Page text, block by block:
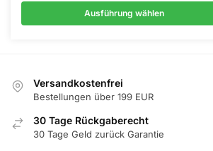
Ausführung wählen
Die
auf
der
gewählt
Versandkostenfrei
Bestellungen über 199 EUR
30 Tage Rückgaberecht
30 Tage Geld zurück Garantie